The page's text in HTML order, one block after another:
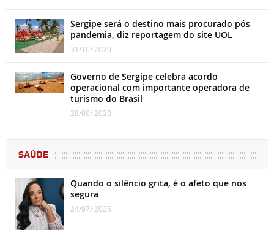
Sergipe será o destino mais procurado pós
pandemia, diz reportagem do site UOL
31/10/ 2020
Governo de Sergipe celebra acordo
operacional com importante operadora de
turismo do Brasil
28/09/ 2020
SAÚDE
Quando o silêncio grita, é o afeto que nos
segura
24/07/ 2025